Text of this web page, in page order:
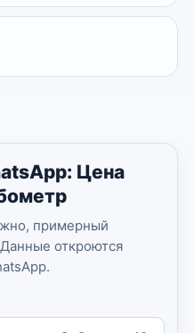
Цена
примерный
откроются